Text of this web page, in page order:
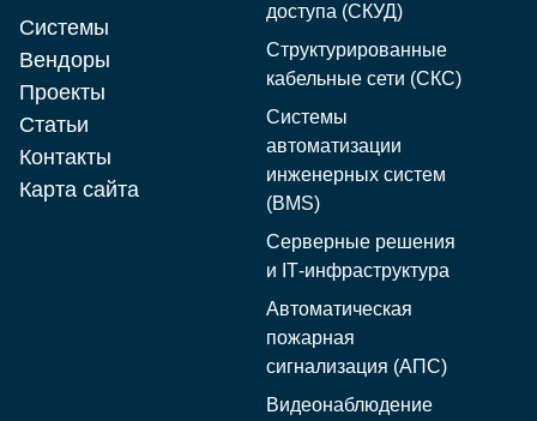
Системы
Вендоры
Проекты
Статьи
Контакты
Карта сайта
доступа (СКУД)
Структурированные
кабельные сети (СКС)
Системы
автоматизации
инженерных систем
(BMS)
Серверные решения
и IT‑инфраструктура
Автоматическая
пожарная
сигнализация (АПС)
Видеонаблюдение